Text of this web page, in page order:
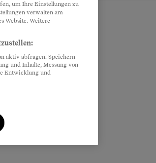
um Ihre Einstellungen zu
verwalten am
Website. Weitere
aktiv abfragen. Speichern
und Inhalte, Messung von
Entwicklung und